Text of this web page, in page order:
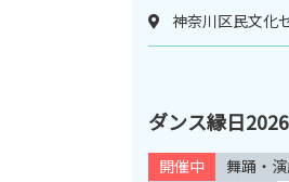
神奈川区民文化
ダンス縁日2026
開催中 舞踊・